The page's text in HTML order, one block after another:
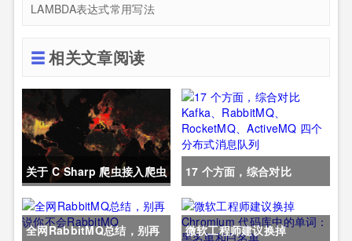
LAMBDA表达式常用写法
相关文章阅读
关于 C Sharp 爬虫接入爬虫
dialing 的代码
17 个方面，综合对比
Kafka、RabbitMQ、
RocketMQ、ActiveMQ 四
全网RabbitMQ总结，别再 微软工程师建议换掉